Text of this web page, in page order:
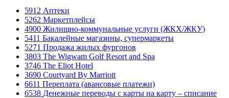
5912 Аптеки
5262 Маркетплейсы
4900 Жилищно-коммунальные услуги (ЖКХ/ЖКУ)
5411 Бакалейные магазины, супермаркеты
5271 Продажа жилых фургонов
3803 The Wigwam Golf Resort and Spa
3746 The Eliot Hotel
3690 Courtyard By Marriott
6611 Переплата (авансовые платежи)
6538 Денежные переводы с карты на карту – списание